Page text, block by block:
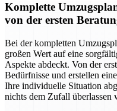
Komplette
von der ersten
Bei der kompletten
großen Wert auf eine
Aspekte abdeckt. Von der
Bedürfnisse und erstellen
Ihre individuelle Situation
nichts dem Zufall überlassen